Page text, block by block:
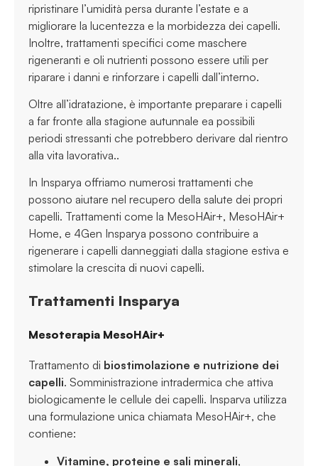
ripristinare l’umidità persa durante l’estate e a
migliorare la lucentezza e la morbidezza dei capelli.
Inoltre, trattamenti specifici come maschere
rigeneranti e oli nutrienti possono essere utili per
riparare i danni e rinforzare i capelli dall’interno.
Oltre all’idratazione, è importante preparare i capelli
a far fronte alla stagione autunnale ea possibili
periodi stressanti che potrebbero derivare dal rientro
alla vita lavorativa..
In Insparya offriamo numerosi trattamenti che
possono aiutare nel recupero della salute dei propri
capelli. Trattamenti come la MesoHAir+, MesoHAir+
Home, e 4Gen Insparya possono contribuire a
rigenerare i capelli danneggiati dalla stagione estiva e
stimolare la crescita di nuovi capelli.
Trattamenti Insparya
Mesoterapia MesoHAir+
Trattamento di biostimolazione e nutrizione dei
capelli. Somministrazione intradermica che attiva
biologicamente le cellule dei capelli. Insparva utilizza
una formulazione unica chiamata MesoHAir+, che
contiene:
Vitamine, proteine e sali minerali,